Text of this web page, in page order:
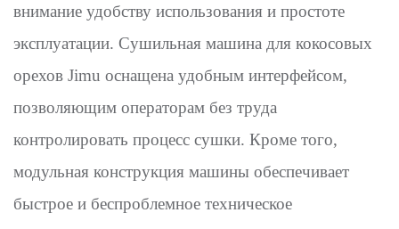
внимание удобству использования и простоте
эксплуатации. Сушильная машина для кокосовых
орехов Jimu оснащена удобным интерфейсом,
позволяющим операторам без труда
контролировать процесс сушки. Кроме того,
модульная конструкция машины обеспечивает
быстрое и беспроблемное техническое